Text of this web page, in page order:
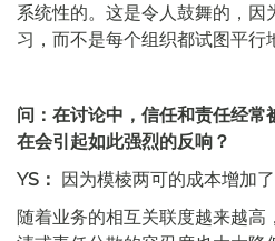
系统性的。这是令人鼓舞的，因
习，而不是每个组织都试图平行
问：在讨论中，信任和责任经
在会引起如此强烈的反响？
YS： 因为模棱两可的成本增加了
随着业务的相互关联度越来越高